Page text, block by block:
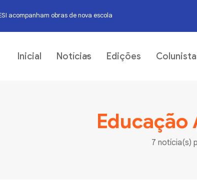
acompanham obras de nova escola
Inicial Notícias Edições
7 notícia(s)